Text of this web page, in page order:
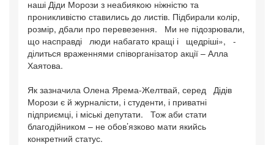
наші Діди Морози з неабиякою ніжністю та
проникливістю ставились до листів. Підбирали колір,
розмір, дбали про перевезення. Ми не підозрювали,
що насправді люди набагато кращі і щедріші», -
ділиться враженнями співорганізатор акції – Алла
Хаятова.
Як зазначила Олена Ярема-Желтвай, серед Дідів
Морози є й журналісти, і студенти, і приватні
підприємці, і міські депутати. Тож аби стати
благодійником – не обов’язково мати якийсь
конкретний статус.